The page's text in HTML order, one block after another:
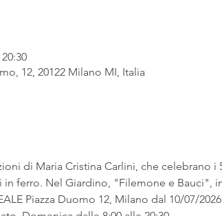
12, 20122 Milano MI, Italia
di Maria Cristina Carlini, che celebrano
in ferro. Nel Giardino, "Filemone e Bauci",
Piazza Duomo 12, Milano dal 10/07/